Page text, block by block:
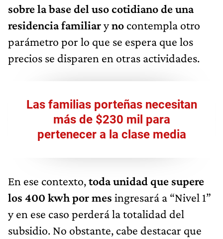
sobre la base del uso cotidiano de una
residencia familiaryno contempla otro
parámetro por lo que se espera que los
precios se disparen en otras actividades.
Las familias porteñas necesitan
más de $230 mil para
pertenecer a la clase media
En ese contexto,toda unidad que supere
los 400 kwh por mes ingresará a “Nivel 1”
y en ese caso perderá la totalidad del
subsidio. No obstante, cabe destacar que